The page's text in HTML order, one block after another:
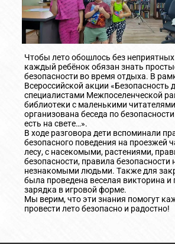
Чтобы лето обошлось без
каждый ребёнок обязан знать
безопасности во время отдыха. В
Всероссийской акции «Безопасность
специалистами Межпоселенческой
библиотеки с маленькими
организована беседа по
есть на свете…».
В ходе разговора дети вспоминали
безопасного поведения на проезжей
лесу, с насекомыми, растениями,
безопасности, правила безопасности
незнакомыми людьми. Также для
была проведена веселая викторина
зарядка в игровой форме.
Мы верим, что эти знания помогут
провести лето безопасно и радостно!